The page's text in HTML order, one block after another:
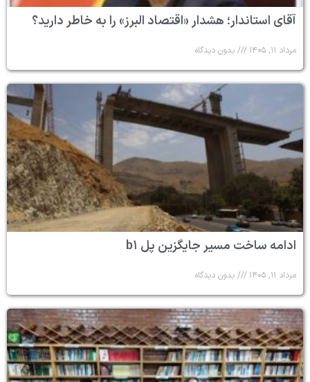
آقای استاندار؛ هشدار «اقتصاد البرز» را به خاطر دارید؟
مرداد ۱۱, ۱۴۰۵ بدون دیدگاه
ادامه ساخت مسیر جایگزین پل b۱
مرداد ۱۱, ۱۴۰۵ بدون دیدگاه